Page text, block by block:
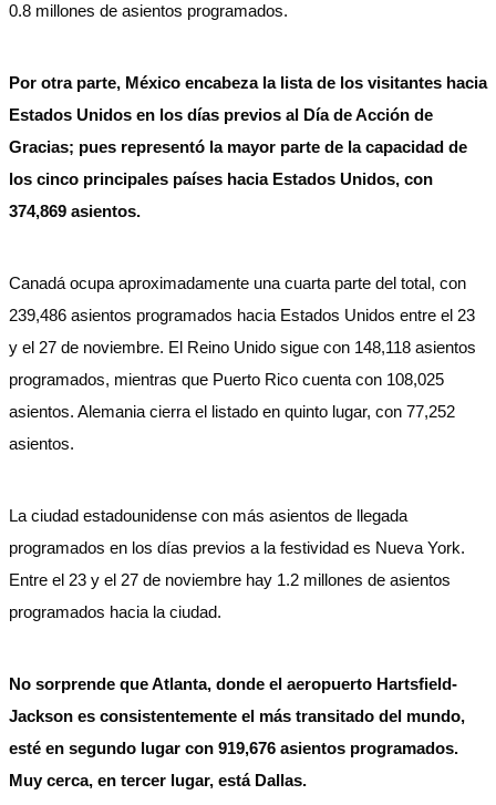
0.8 millones de asientos programados.
Por otra parte, México encabeza la lista de los visitantes hacia
Estados Unidos en los días previos al Día de Acción de
Gracias; pues representó la mayor parte de la capacidad de
los cinco principales países hacia Estados Unidos, con
374,869 asientos.
Canadá ocupa aproximadamente una cuarta parte del total, con
239,486 asientos programados hacia Estados Unidos entre el 23
y el 27 de noviembre. El Reino Unido sigue con 148,118 asientos
programados, mientras que Puerto Rico cuenta con 108,025
asientos. Alemania cierra el listado en quinto lugar, con 77,252
asientos.
La ciudad estadounidense con más asientos de llegada
programados en los días previos a la festividad es Nueva York.
Entre el 23 y el 27 de noviembre hay 1.2 millones de asientos
programados hacia la ciudad.
No sorprende que Atlanta, donde el aeropuerto Hartsfield-
Jackson es consistentemente el más transitado del mundo,
esté en segundo lugar con 919,676 asientos programados.
Muy cerca, en tercer lugar, está Dallas.